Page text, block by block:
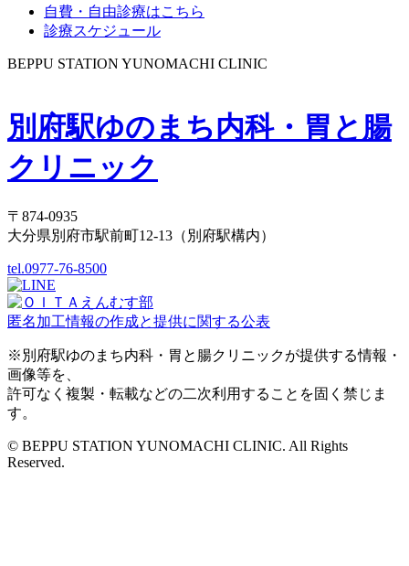
自費・自由診療はこちら
診療スケジュール
BEPPU STATION YUNOMACHI CLINIC
別府駅ゆのまち内科・胃と腸
クリニック
〒874-0935
大分県別府市駅前町12-13（別府駅構内）
tel.0977-76-8500
匿名加工情報の作成と提供に関する公表
※別府駅ゆのまち内科・胃と腸クリニックが提供する情報・
画像等を、
許可なく複製・転載などの二次利用することを固く禁じま
す。
© BEPPU STATION YUNOMACHI CLINIC. All Rights
Reserved.